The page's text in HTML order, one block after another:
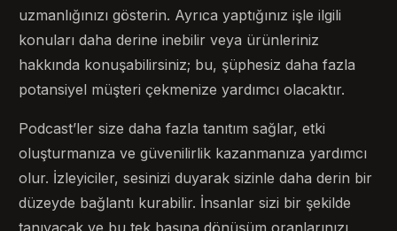
uzmanlığınızı gösterin. Ayrıca yaptığınız işle ilgili
konuları daha derine inebilir veya ürünleriniz
hakkında konuşabilirsiniz; bu, şüphesiz daha fazla
potansiyel müşteri çekmenize yardımcı olacaktır.
Podcast’ler size daha fazla tanıtım sağlar, etki
oluşturmanıza ve güvenilirlik kazanmanıza yardımcı
olur. İzleyiciler, sesinizi duyarak sizinle daha derin bir
düzeyde bağlantı kurabilir. İnsanlar sizi bir şekilde
tanıyacak ve bu tek başına dönüşüm oranlarınızı